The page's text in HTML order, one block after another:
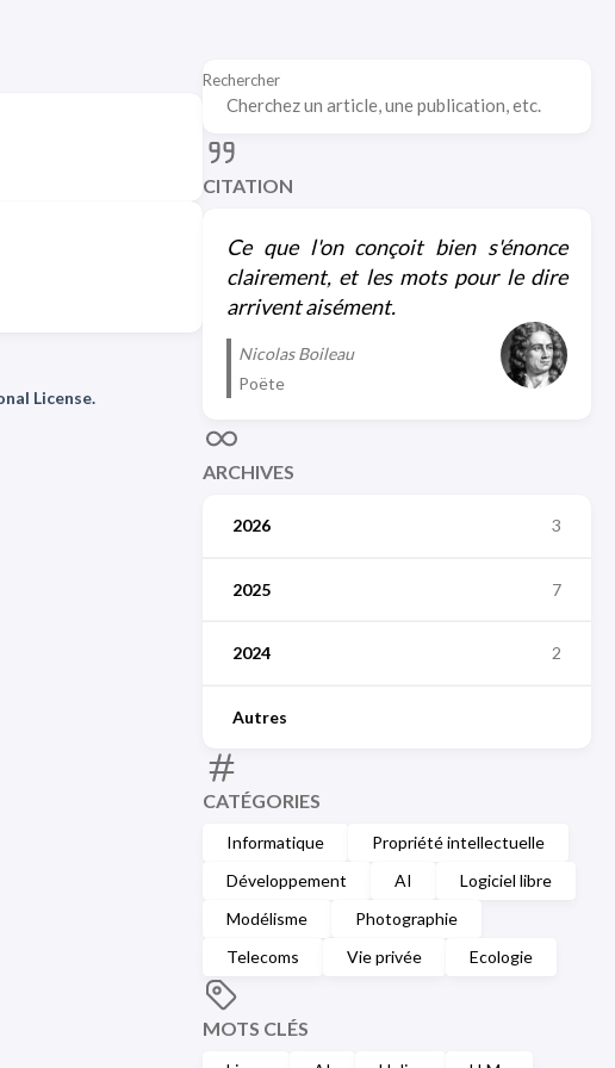
Rechercher
CITATION
Ce que l'on conçoit bien s'énonce
clairement, et les mots pour le dire
arrivent aisément.
Nicolas Boileau
Poëte
ARCHIVES
2026 3
2025 7
2024 2
Autres
CATÉGORIES
Informatique
Propriété intellectuelle
Développement
AI
Logiciel libre
Modélisme
Photographie
Telecoms
Vie privée Ecologie
MOTS CLÉS
License.